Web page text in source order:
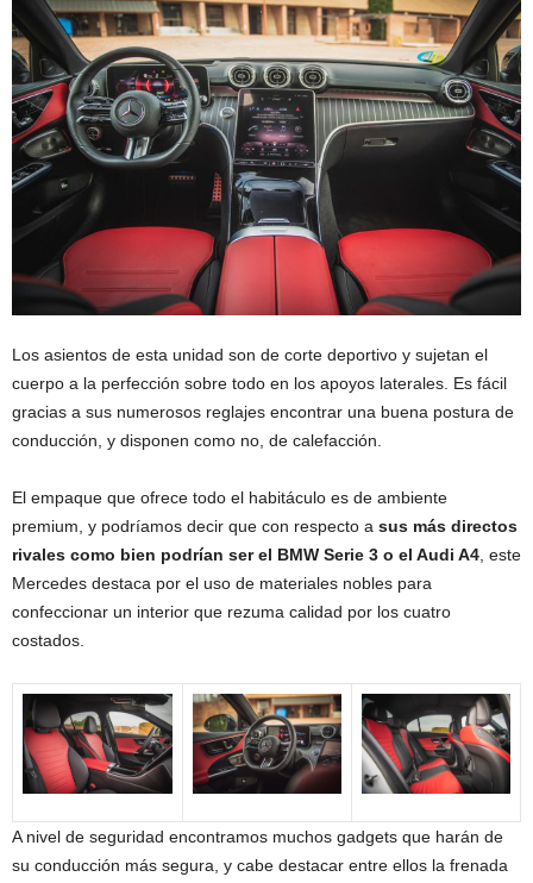
Los asientos de esta unidad son de corte deportivo y sujetan el
cuerpo a la perfección sobre todo en los apoyos laterales. Es fácil
gracias a sus numerosos reglajes encontrar una buena postura de
conducción, y disponen como no, de calefacción.
El empaque que ofrece todo el habitáculo es de ambiente
premium, y podríamos decir que con respecto a sus más directos
rivales como bien podrían ser el BMW Serie 3 o el Audi A4, este
Mercedes destaca por el uso de materiales nobles para
confeccionar un interior que rezuma calidad por los cuatro
costados.
A nivel de seguridad encontramos muchos gadgets que harán de
su conducción más segura, y cabe destacar entre ellos la frenada